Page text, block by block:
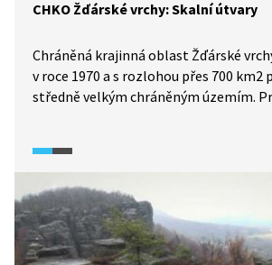
CHKO Žďárské vrchy: Skalní útvary
Chráněná krajinná oblast Žďárské
v roce 1970 a s rozlohou přes 700 km2
středně velkým chráněným územím.
v oblasti Žďárských vrchů, jako Drátník